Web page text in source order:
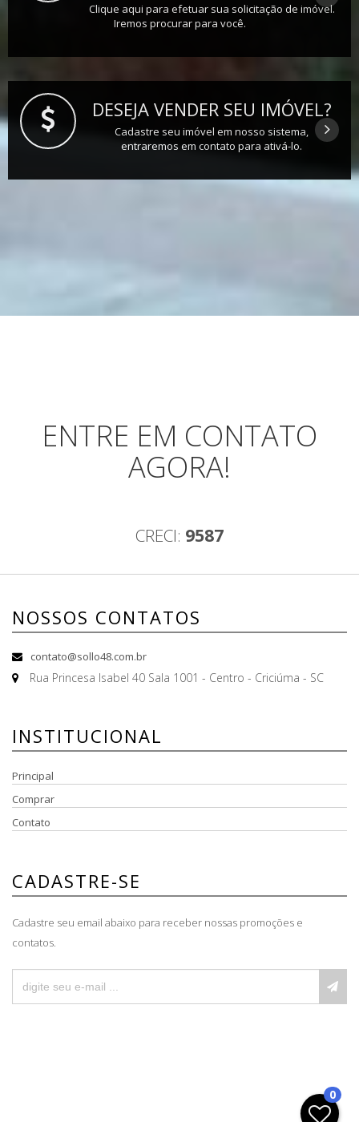
Clique aqui para efetuar sua solicitação de imóvel.
Iremos procurar para você.
DESEJA VENDER SEU IMÓVEL?
Cadastre seu imóvel em nosso sistema,
entraremos em contato para ativá-lo.
ENTRE EM CONTATO
AGORA!
CRECI: 9587
NOSSOS CONTATOS
contato@sollo48.com.br
Rua Princesa Isabel 40 Sala 1001 - Centro - Criciúma - SC
INSTITUCIONAL
Principal
Comprar
Contato
CADASTRE-SE
Cadastre seu email abaixo para receber nossas promoções e
contatos.
0